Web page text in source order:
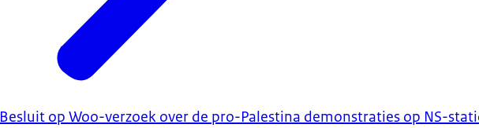
Besluit op Woo-verzoek over de pro-Palestina demonstraties op NS-